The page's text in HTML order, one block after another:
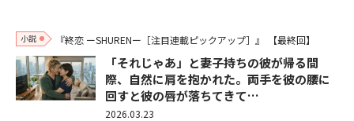
小説 『終恋 ーSHURENー［注目連載ピックアップ］』 【最終回】
「それじゃあ」と妻子持ちの彼が帰る間
際、自然に肩を抱かれた。両手を彼の腰に
回すと彼の唇が落ちてきて…
2026.03.23